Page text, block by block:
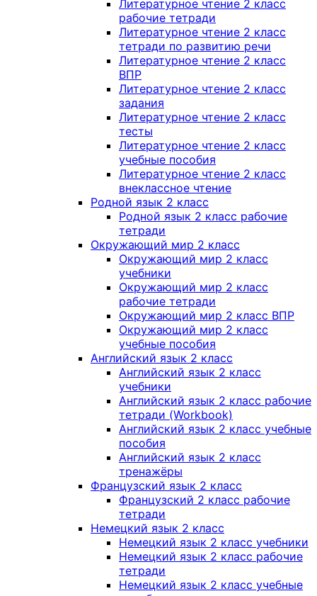
Литературное чтение 2 класс
рабочие тетради
Литературное чтение 2 класс
тетради по развитию речи
Литературное чтение 2 класс
ВПР
Литературное чтение 2 класс
задания
Литературное чтение 2 класс
тесты
Литературное чтение 2 класс
учебные пособия
Литературное чтение 2 класс
внеклассное чтение
Родной язык 2 класс
Родной язык 2 класс рабочие
тетради
Окружающий мир 2 класс
Окружающий мир 2 класс
учебники
Окружающий мир 2 класс
рабочие тетради
Окружающий мир 2 класс ВПР
Окружающий мир 2 класс
учебные пособия
Английский язык 2 класс
Английский язык 2 класс
учебники
Английский язык 2 класс рабочие
тетради (Workbook)
Английский язык 2 класс учебные
пособия
Английский язык 2 класс
тренажёры
Французский язык 2 класс
Французский 2 класс рабочие
тетради
Немецкий язык 2 класс
Немецкий язык 2 класс учебники
Немецкий язык 2 класс рабочие
тетради
Немецкий язык 2 класс учебные